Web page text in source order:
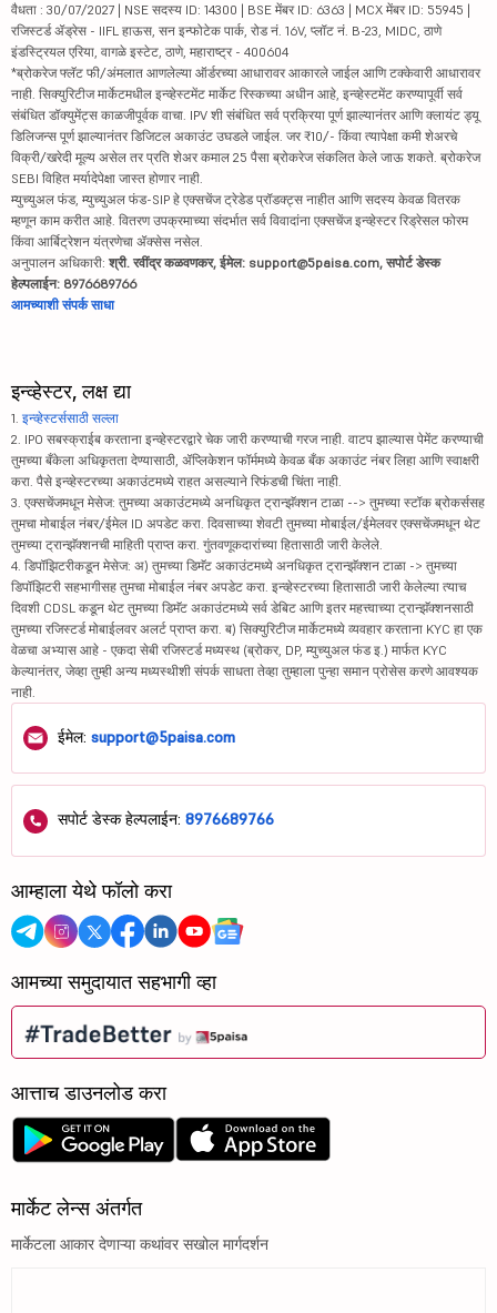
वैधता : 30/07/2027 | NSE सदस्य ID: 14300 | BSE मेंबर ID: 6363 | MCX मेंबर ID: 55945 |
रजिस्टर्ड ॲड्रेस - IIFL हाऊस, सन इन्फोटेक पार्क, रोड नं. 16V, प्लॉट नं. B-23, MIDC, ठाणे
इंडस्ट्रियल एरिया, वागळे इस्टेट, ठाणे, महाराष्ट्र - 400604
*ब्रोकरेज फ्लॅट फी/अंमलात आणलेल्या ऑर्डरच्या आधारावर आकारले जाईल आणि टक्केवारी आधारावर
नाही. सिक्युरिटीज मार्केटमधील इन्व्हेस्टमेंट मार्केट रिस्कच्या अधीन आहे, इन्व्हेस्टमेंट करण्यापूर्वी सर्व
संबंधित डॉक्युमेंट्स काळजीपूर्वक वाचा. IPV शी संबंधित सर्व प्रक्रिया पूर्ण झाल्यानंतर आणि क्लायंट ड्यू
डिलिजन्स पूर्ण झाल्यानंतर डिजिटल अकाउंट उघडले जाईल. जर ₹10/- किंवा त्यापेक्षा कमी शेअरचे
विक्री/खरेदी मूल्य असेल तर प्रति शेअर कमाल 25 पैसा ब्रोकरेज संकलित केले जाऊ शकते. ब्रोकरेज
SEBI विहित मर्यादेपेक्षा जास्त होणार नाही.
म्युच्युअल फंड, म्युच्युअल फंड-SIP हे एक्सचेंज ट्रेडेड प्रॉडक्ट्स नाहीत आणि सदस्य केवळ वितरक
म्हणून काम करीत आहे. वितरण उपक्रमाच्या संदर्भात सर्व विवादांना एक्सचेंज इन्व्हेस्टर रिड्रेसल फोरम
किंवा आर्बिट्रेशन यंत्रणेचा ॲक्सेस नसेल.
अनुपालन अधिकारी: श्री. रवींद्र कळवणकर, ईमेल: support@5paisa.com, सपोर्ट डेस्क
हेल्पलाईन: 8976689766
आमच्याशी संपर्क साधा
इन्व्हेस्टर, लक्ष द्या
1. इन्व्हेस्टर्ससाठी सल्ला
2. IPO सबस्क्राईब करताना इन्व्हेस्टरद्वारे चेक जारी करण्याची गरज नाही. वाटप झाल्यास पेमेंट करण्याची
तुमच्या बँकेला अधिकृतता देण्यासाठी, ॲप्लिकेशन फॉर्ममध्ये केवळ बँक अकाउंट नंबर लिहा आणि स्वाक्षरी
करा. पैसे इन्व्हेस्टरच्या अकाउंटमध्ये राहत असल्याने रिफंडची चिंता नाही.
3. एक्सचेंजमधून मेसेज: तुमच्या अकाउंटमध्ये अनधिकृत ट्रान्झॅक्शन टाळा --> तुमच्या स्टॉक ब्रोकर्ससह
तुमचा मोबाईल नंबर/ईमेल ID अपडेट करा. दिवसाच्या शेवटी तुमच्या मोबाईल/ईमेलवर एक्सचेंजमधून थेट
तुमच्या ट्रान्झॅक्शनची माहिती प्राप्त करा. गुंतवणूकदारांच्या हितासाठी जारी केलेले.
4. डिपॉझिटरीकडून मेसेज: अ) तुमच्या डिमॅट अकाउंटमध्ये अनधिकृत ट्रान्झॅक्शन टाळा -> तुमच्या
डिपॉझिटरी सहभागीसह तुमचा मोबाईल नंबर अपडेट करा. इन्व्हेस्टरच्या हितासाठी जारी केलेल्या त्याच
दिवशी CDSL कडून थेट तुमच्या डिमॅट अकाउंटमध्ये सर्व डेबिट आणि इतर महत्त्वाच्या ट्रान्झॅक्शनसाठी
तुमच्या रजिस्टर्ड मोबाईलवर अलर्ट प्राप्त करा. ब) सिक्युरिटीज मार्केटमध्ये व्यवहार करताना KYC हा एक
वेळचा अभ्यास आहे - एकदा सेबी रजिस्टर्ड मध्यस्थ (ब्रोकर, DP, म्युच्युअल फंड इ.) मार्फत KYC
केल्यानंतर, जेव्हा तुम्ही अन्य मध्यस्थीशी संपर्क साधता तेव्हा तुम्हाला पुन्हा समान प्रोसेस करणे आवश्यक
नाही.
ईमेल: support@5paisa.com
सपोर्ट डेस्क हेल्पलाईन: 8976689766
आम्हाला येथे फॉलो करा
आमच्या समुदायात सहभागी व्हा
आत्ताच डाउनलोड करा
मार्केट लेन्स अंतर्गत
मार्केटला आकार देणाऱ्या कथांवर सखोल मार्गदर्शन